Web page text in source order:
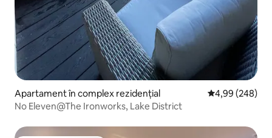
Apartament în complex rezidențial Scor mediu de
4,99 (248)
No Eleven@The Ironworks, Lake District